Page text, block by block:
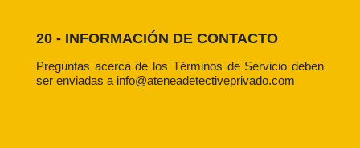
20 - INFORMACIÓN DE CONTACTO
Preguntas acerca de los Términos de Servicio deben
ser enviadas a info@ateneadetectiveprivado.com